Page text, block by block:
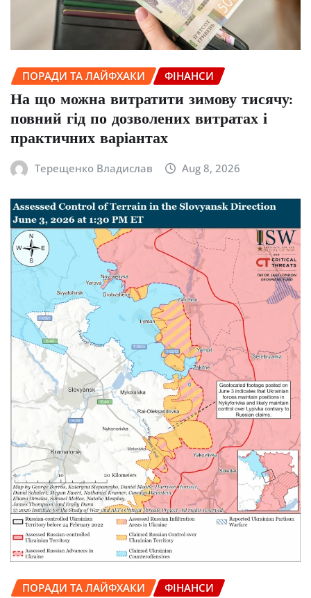
ПОРАДИ ТА ЛАЙФХАКИ ФІНАНСИ
На що можна витратити зимову тисячу:
повний гід по дозволених витратах і
практичних варіантах
Терещенко Владислав Aug 8, 2026
ПОРАДИ ТА ЛАЙФХАКИ ФІНАНСИ